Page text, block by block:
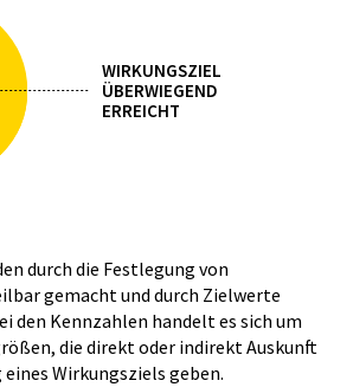
WIRKUNGSZIEL
ÜBERWIEGEND
ERREICHT
durch die Festlegung von
gemacht und durch Zielwerte
den Kennzahlen handelt es sich um
die direkt oder indirekt Auskunft
Wirkungsziels geben.